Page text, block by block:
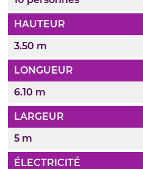
HAUTEUR
3.50 m
LONGUEUR
6.10 m
LARGEUR
5 m
ÉLECTRICITÉ